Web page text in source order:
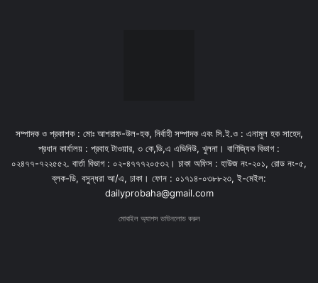
সম্পাদক ও প্রকাশক : মোঃ আশরাফ-উল-হক, নির্বাহী সম্পাদক এবং সি.ই.ও : এনামুল হক সাহেদ,
প্রধান কার্যালয় : প্রবাহ টাওয়ার, ৩ কে,ডি,এ এভিনিউ, খুলনা। বাণিজ্যিক বিভাগ :
০২৪৭৭-৭২২৫৫২. বার্তা বিভাগ : ০২-৪৭৭৭২০৫৩২। ঢাকা অফিস : হাউজ নং-২০১, রোড নং-৫,
ব্লক-ডি, বসুন্ধরা আ/এ, ঢাকা। ফোন : ০১৭১৪-০৩৮৮২৩, ই-মেইল:
dailyprobaha@gmail.com
মোবাইল অ্যাপস ডাউনলোড করুন